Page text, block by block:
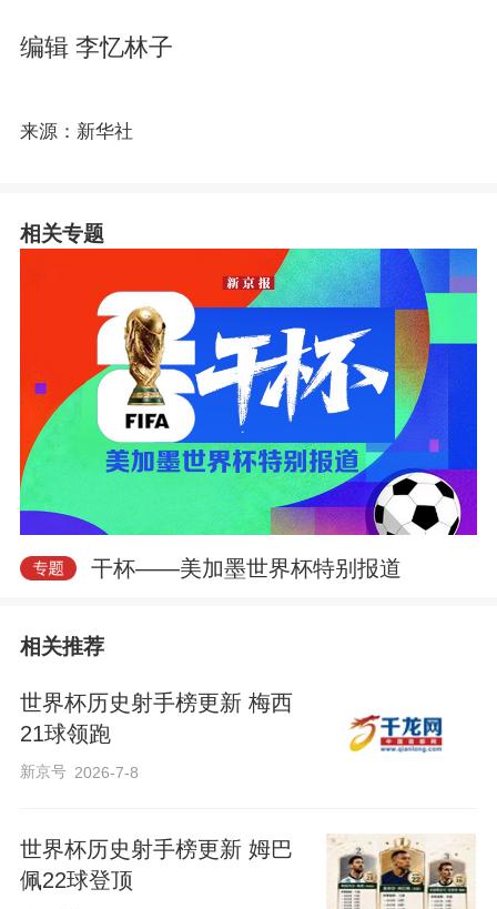
编辑 李忆林子
来源：新华社
相关专题
干杯——美加墨世界杯特别报道
相关推荐
世界杯历史射手榜更新 梅西
21球领跑
新京号 2026-7-8
世界杯历史射手榜更新 姆巴
佩22球登顶